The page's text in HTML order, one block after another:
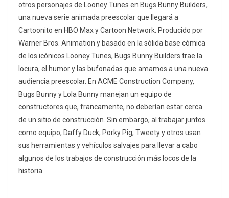
otros personajes de Looney Tunes en Bugs Bunny Builders,
una nueva serie animada preescolar que llegará a
Cartoonito en HBO Max y Cartoon Network. Producido por
Warner Bros. Animation y basado en la sólida base cómica
de los icónicos Looney Tunes, Bugs Bunny Builders trae la
locura, el humor y las bufonadas que amamos a una nueva
audiencia preescolar. En ACME Construction Company,
Bugs Bunny y Lola Bunny manejan un equipo de
constructores que, francamente, no deberían estar cerca
de un sitio de construcción. Sin embargo, al trabajar juntos
como equipo, Daffy Duck, Porky Pig, Tweety y otros usan
sus herramientas y vehículos salvajes para llevar a cabo
algunos de los trabajos de construcción más locos de la
historia.